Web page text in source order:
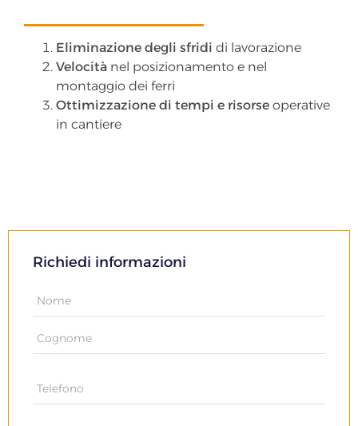
Eliminazione degli sfridi di lavorazione
Velocità nel posizionamento e nel
montaggio dei ferri
Ottimizzazione di tempi e risorse operative
in cantiere
Richiedi informazioni